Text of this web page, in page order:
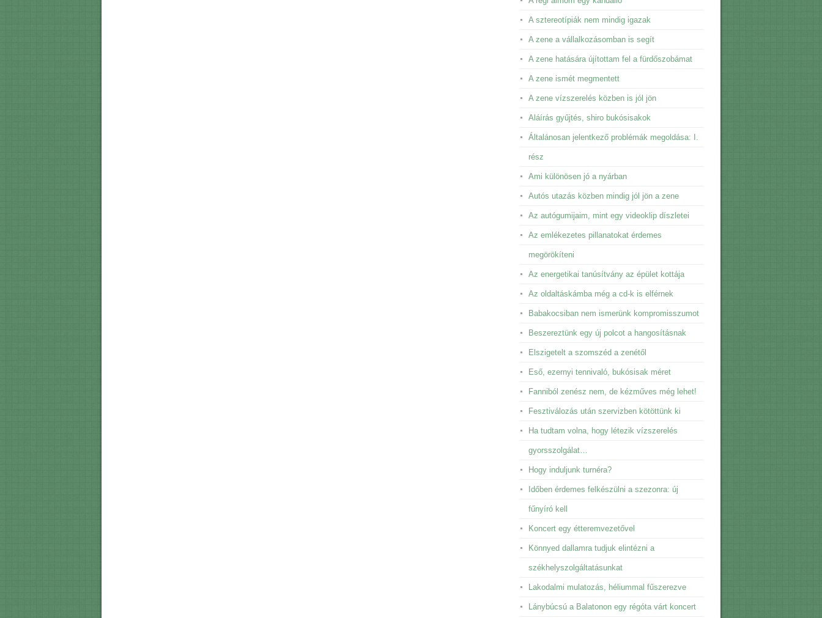
A sztereotípiák nem mindig igazak
A zene a vállalkozásomban is segít
A zene hatására újítottam fel a fürdőszobámat
A zene ismét megmentett
A zene vízszerelés közben is jól jön
Aláírás gyűjtés, shiro bukósisakok
Általánosan jelentkező problémák megoldása: I.
rész
Ami különösen jó a nyárban
Autós utazás közben mindig jól jön a zene
Az autógumijaim, mint egy videoklip díszletei
Az emlékezetes pillanatokat érdemes
megörökíteni
Az energetikai tanúsítvány az épület kottája
Az oldaltáskámba még a cd-k is elférnek
Babakocsiban nem ismerünk kompromisszumot
Beszereztünk egy új polcot a hangosításnak
Elszigetelt a szomszéd a zenétől
Eső, ezernyi tennivaló, bukósisak méret
Fanniból zenész nem, de kézműves még lehet!
Fesztiválozás után szervizben kötöttünk ki
Ha tudtam volna, hogy létezik vízszerelés
gyorsszolgálat…
Hogy induljunk turnéra?
Időben érdemes felkészülni a szezonra: új
fűnyíró kell
Koncert egy étteremvezetővel
Könnyed dallamra tudjuk elintézni a
székhelyszolgáltatásunkat
Lakodalmi mulatozás, héliummal fűszerezve
Lánybúcsú a Balatonon egy régóta várt koncert